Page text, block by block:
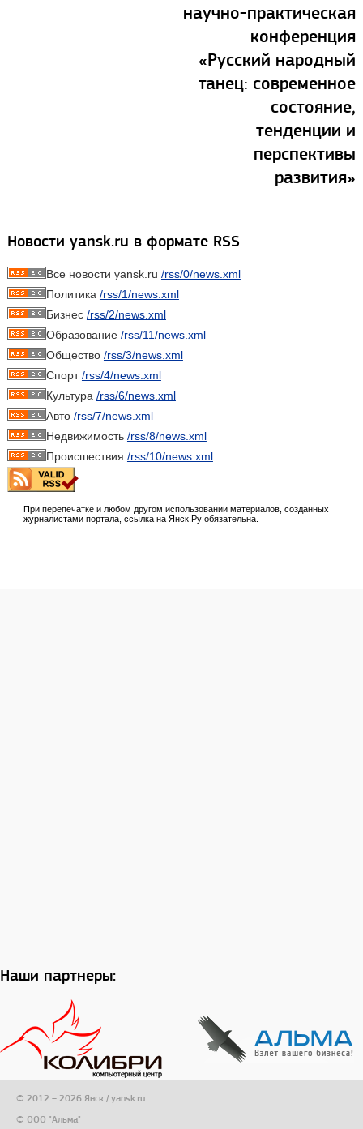
научно-практическая
конференция
«Русский народный
танец: современное
состояние,
тенденции и
перспективы
развития»
Новости yansk.ru в формате RSS
Все новости yansk.ru /rss/0/news.xml
Политика /rss/1/news.xml
Бизнес /rss/2/news.xml
Образование /rss/11/news.xml
Общество /rss/3/news.xml
Спорт/rss/4/news.xml
Культура /rss/6/news.xml
Авто /rss/7/news.xml
Недвижимость /rss/8/news.xml
Происшествия /rss/10/news.xml
При перепечатке и любом другом использовании материалов, созданных
журналистами портала, ссылка на Янск.Ру обязательна.
Наши партнеры:
© 2012 – 2026 Янск / yansk.ru
© ООО "Альма"